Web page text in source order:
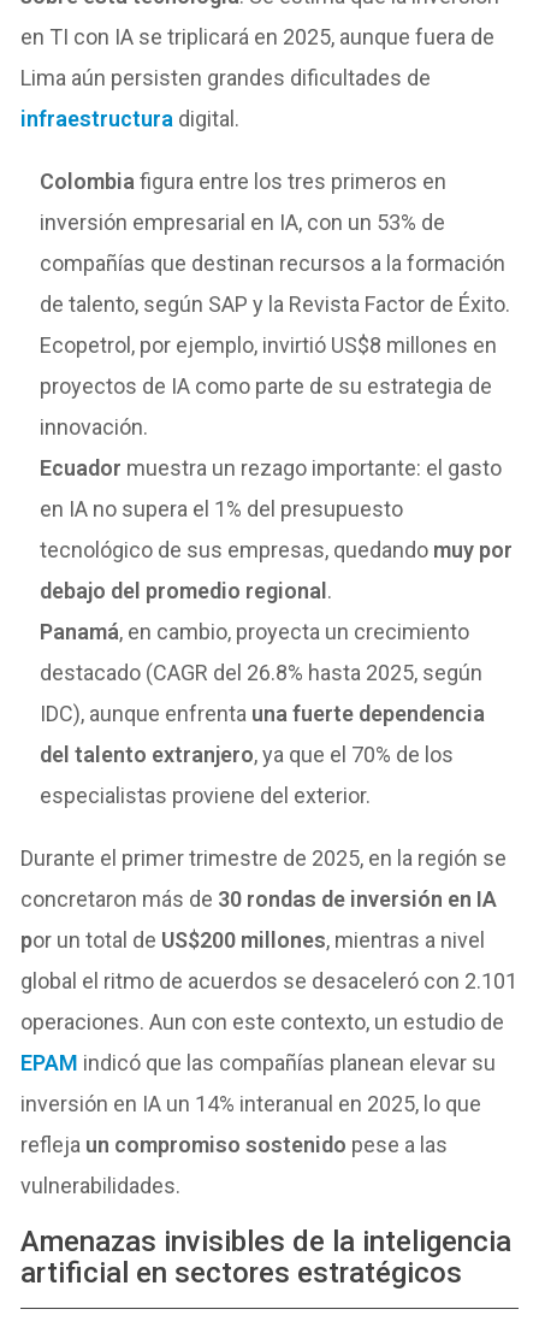
en TI con IA se triplicará en 2025, aunque fuera de
Lima aún persisten grandes dificultades de
infraestructura digital.
Colombiafigura entre los tres primeros en
inversión empresarial en IA, con un 53% de
compañías que destinan recursos a la formación
de talento, según SAP y la Revista Factor de Éxito.
Ecopetrol, por ejemplo, invirtió US$8 millones en
proyectos de IA como parte de su estrategia de
innovación.
Ecuador muestra un rezago importante: el gasto
en IA no supera el 1% del presupuesto
tecnológico de sus empresas, quedando muy por
debajo del promedio regional.
Panamá, en cambio, proyecta un crecimiento
destacado (CAGR del 26.8% hasta 2025, según
IDC), aunque enfrenta una fuerte dependencia
del talento extranjero, ya que el 70% de los
especialistas proviene del exterior.
Durante el primer trimestre de 2025, en la región se
concretaron más de 30 rondas de inversión en IA
por un total de US$200 millones, mientras a nivel
global el ritmo de acuerdos se desaceleró con 2.101
operaciones. Aun con este contexto, un estudio de
EPAM indicó que las compañías planean elevar su
inversión en IA un 14% interanual en 2025, lo que
refleja un compromiso sostenido pese a las
vulnerabilidades.
Amenazas invisibles de la inteligencia
artificial en sectores estratégicos